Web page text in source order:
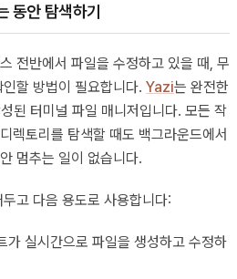
동안 탐색하기
전반에서 파일을 수정하고 있을 때, 무
할 방법이 필요합니다. Yazi는 완전한
된 터미널 파일 매니저입니다. 모든 작
렉토리를 탐색할 때도 백그라운드에서
멈추는 일이 없습니다.
고 다음 용도로 사용합니다:
가 실시간으로 파일을 생성하고 수정하